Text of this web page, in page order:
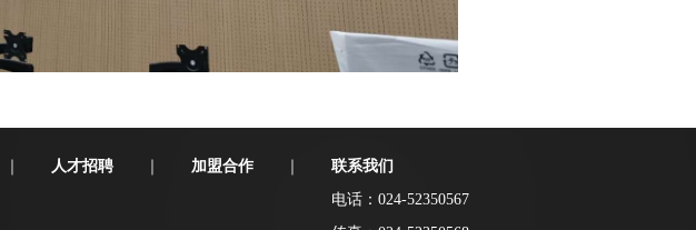
人才招聘 加盟合作 联系我们
电话：024-52350567